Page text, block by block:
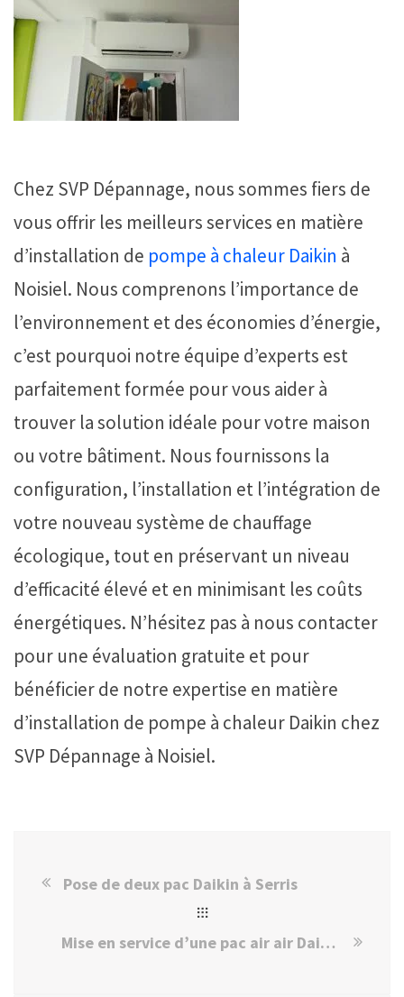
Chez SVP Dépannage, nous sommes fiers de
vous offrir les meilleurs services en matière
d’installation de pompe à chaleur Daikin à
Noisiel. Nous comprenons l’importance de
l’environnement et des économies d’énergie,
c’est pourquoi notre équipe d’experts est
parfaitement formée pour vous aider à
trouver la solution idéale pour votre maison
ou votre bâtiment. Nous fournissons la
configuration, l’installation et l’intégration de
votre nouveau système de chauffage
écologique, tout en préservant un niveau
d’efficacité élevé et en minimisant les coûts
énergétiques. N’hésitez pas à nous contacter
pour une évaluation gratuite et pour
bénéficier de notre expertise en matière
d’installation de pompe à chaleur Daikin chez
SVP Dépannage à Noisiel.
Pose de deux pac Daikin à Serris
Mise en service d’une pac air air Daikin à Créteil